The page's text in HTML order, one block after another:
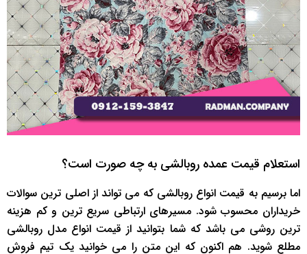
استعلام قیمت عمده روبالشی به چه صورت است؟
اما برسیم به قیمت انواع روبالشی که می تواند از اصلی ترین سوالات
خریداران محسوب شود. مسیرهای ارتباطی سریع ترین و کم هزینه
ترین روشی می باشد که شما بتوانید از قیمت انواع مدل روبالشی
مطلع شوید. هم اکنون که این متن را می خوانید یک تیم فروش